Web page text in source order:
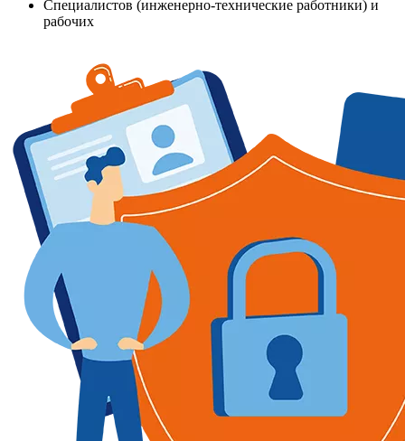
Специалистов (инженерно-технические работники) и
рабочих